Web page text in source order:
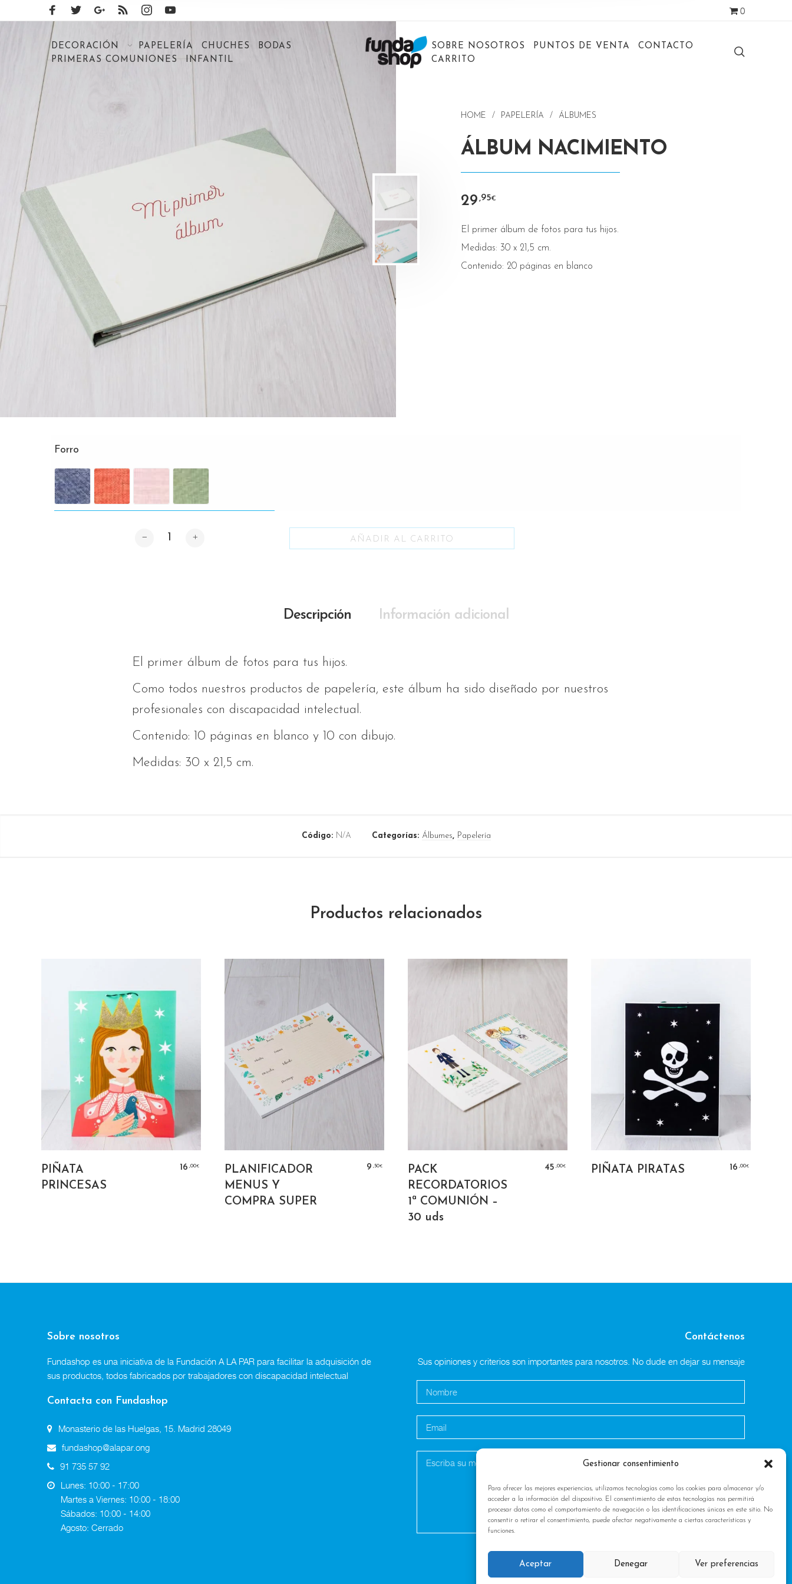
Gestionar consentimiento
Para ofrecer las mejores experiencias, utilizamos tecnologías como las cookies para almacenar y/o
acceder a la información del dispositivo. El consentimiento de estas tecnologías nos permitirá
procesar datos como el comportamiento de navegación o las identificaciones únicas en este sitio. No
consentir o retirar el consentimiento, puede afectar negativamente a ciertas características y
funciones.
Aceptar Denegar Ver preferencias
0
DECORACIÓN PAPELERÍA CHUCHES
BODAS
PRIMERAS COMUNIONES
INFANTIL
SOBRE NOSOTROS PUNTOS DE VENTA
CONTACTO
CARRITO
HOME / PAPELERÍA / ÁLBUMES
ÁLBUM NACIMIENTO
29 ,95€
El primer álbum de fotos para tus hijos.
Medidas: 30 x 21,5 cm.
Contenido: 20 páginas en blanco
Forro
AÑADIR AL CARRITO
Descripción Información adicional
El primer álbum de fotos para tus hijos.
Como todos nuestros productos de papelería, este álbum ha sido diseñado por nuestros
profesionales con discapacidad intelectual.
Contenido: 10 páginas en blanco y 10 con dibujo.
Medidas: 30 x 21,5 cm.
Código: N/A Categorías: Álbumes, Papelería
Productos relacionados
PIÑATA
PRINCESAS
16 ,00€ AÑADIR AL CARRITO
PLANIFICADOR
MENUS Y
COMPRA SUPER
9 ,50€
PACK
RECORDATORIOS
1ª COMUNIÓN –
30 uds
45 ,00€ AÑADIR AL CARRITO
PIÑATA PIRATAS 16 ,00€
Sobre nosotros
Fundashop es una iniciativa de la Fundación A LA PAR para facilitar la adquisición de
sus productos, todos fabricados por trabajadores con discapacidad intelectual
Contacta con Fundashop
Monasterio de las Huelgas, 15. Madrid 28049
fundashop@alapar.ong
91 735 57 92
Lunes: 10:00 - 17:00
Martes a Viernes: 10:00 - 18:00
Sábados: 10:00 - 14:00
Agosto: Cerrado
Contáctenos
Sus opiniones y criterios son importantes para nosotros. No dude en dejar su mensaje